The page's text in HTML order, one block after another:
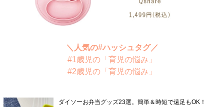
＼人気の#ハッシュタグ／
#1歳児の「育児の悩み」
#2歳児の「育児の悩み」
ダイソーお弁当グッズ23選。簡単＆時短で遠足もOK！